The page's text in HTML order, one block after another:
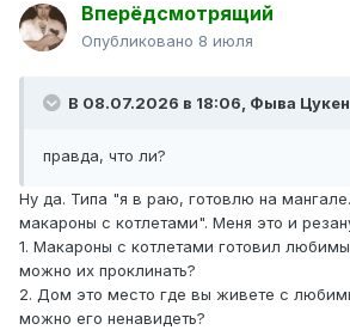
Вперёдсмотрящий
Опубликовано 8 июля
В 08.07.2026 в 18:06, Фыва Цукен
правда, что ли?
Ну да. Типа "я в раю, готовлю на
макароны с котлетами". Меня это и
1. Макароны с котлетами готовил
можно их проклинать?
2. Дом это место где вы живете с
можно его ненавидеть?